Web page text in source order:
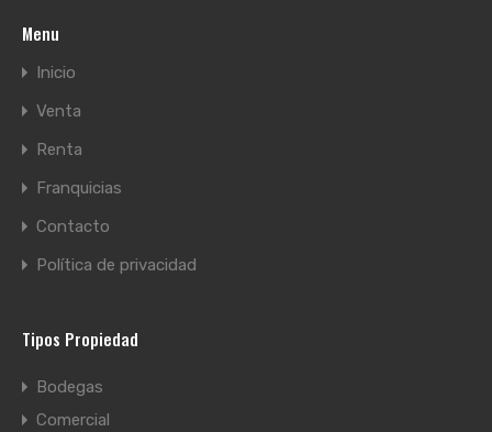
Menu
Inicio
Venta
Renta
Franquicias
Contacto
Política de privacidad
Tipos Propiedad
Bodegas
Comercial